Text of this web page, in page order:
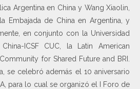
Argentina en China y Wang Xiaolin,
Embajada de China en Argentina, y
en conjunto con la Universidad
ICSF CUC, la Latin American
for Shared Future and BRI.
se celebró además el 10 aniversario
para lo cual se organizó el I Foro de